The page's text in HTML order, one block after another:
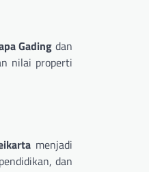
Gading dan
nilai properti
menjadi
dan